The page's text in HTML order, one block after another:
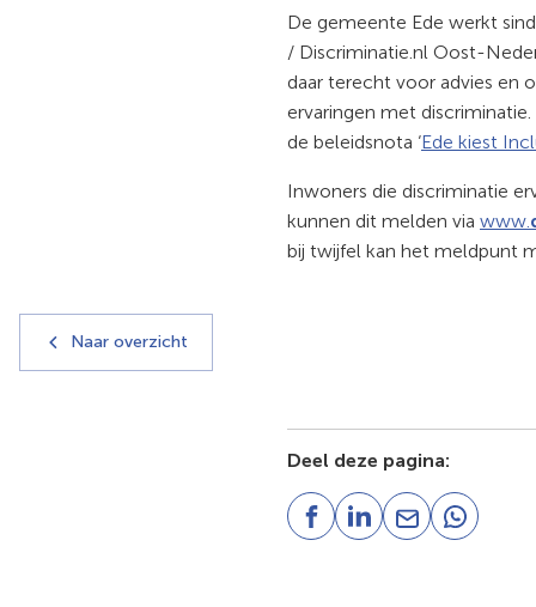
De gemeente Ede werkt
/ Discriminatie.nl Oost-
daar terecht voor advies en
ervaringen met discriminatie.
de beleidsnota ‘Ede kiest
Inwoners die discriminatie
kunnen dit melden via www.
bij twijfel kan het meldpunt
Naar overzicht
Deel deze pagina:
(Verwijst(Verwijst(Verwijst(Verwijst